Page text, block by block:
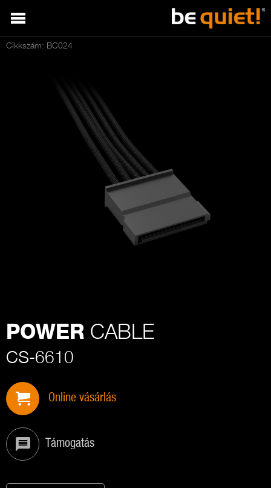
Cikkszám: BC024
POWER CABLE
CS-6610
Online vásárlás
Támogatás